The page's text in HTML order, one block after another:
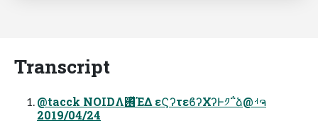
Transcript
@tacck NOIDΛ࢖ͬͯΈΔ εϚʔτεϐʔΧʔͰ༡΅͏ձ@ࡳຈ
2019/04/24